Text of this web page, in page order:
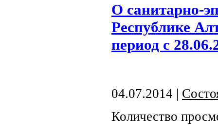
О санитарно-
Республике
период с
04.07.2014 |
Количество